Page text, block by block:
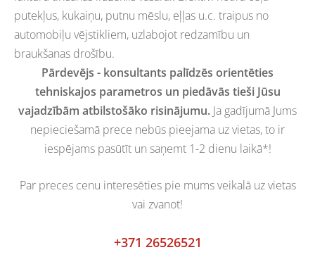
Pārdevējs - konsultants palīdzēs orientēties
tehniskajos parametros un piedāvās tieši Jūsu
vajadzībām atbilstošāko risinājumu. Ja gadījumā Jums
nepieciešamā prece nebūs pieejama uz vietas, to ir
iespējams pasūtīt un saņemt 1-2 dienu laikā*!
Par preces cenu interesēties pie mums veikalā uz vietas
vai zvanot!
+371 26526521
putekļus, kukaiņu, putnu mēslu, eļļas u.c. traipus no
automobiļu vējstikliem, uzlabojot redzamību un
braukšanas drošību.